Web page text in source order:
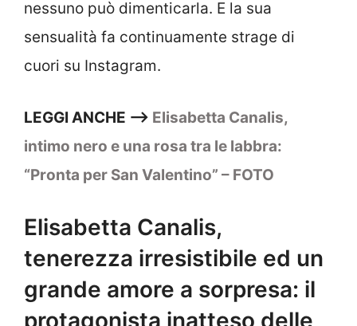
nessuno può dimenticarla. E la sua
sensualità fa continuamente strage di
cuori su Instagram.
LEGGI ANCHE ——> Elisabetta Canalis,
intimo nero e una rosa tra le labbra:
“Pronta per San Valentino” – FOTO
Elisabetta Canalis,
tenerezza irresistibile ed un
grande amore a sorpresa: il